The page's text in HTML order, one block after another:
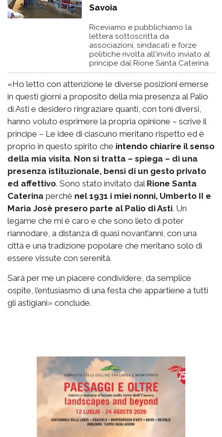
Savoia
Riceviamo e pubblichiamo la
lettera sottoscritta da
associazioni, sindacati e forze
politiche rivolta all'invito inviato al
principe dal Rione Santa Caterina
«Ho letto con attenzione le diverse posizioni emerse
in questi giorni a proposito della mia presenza al Palio
di Asti e desidero ringraziare quanti, con toni diversi,
hanno voluto esprimere la propria opinione – scrive il
principe – Le idee di ciascuno meritano rispetto ed è
proprio in questo spirito che intendo chiarire il senso
della mia visita. Non si tratta – spiega – di una
presenza istituzionale, bensì di un gesto privato
ed affettivo. Sono stato invitato dal Rione Santa
Caterina perché nel 1931 i miei nonni, Umberto II e
Maria Josè presero parte al Palio di Asti. Un
legame che mi è caro e che sono lieto di poter
riannodare, a distanza di quasi novant’anni, con una
città e una tradizione popolare che meritano solo di
essere vissute con serenità.
Sarà per me un piacere condividere, da semplice
ospite, l’entusiasmo di una festa che appartiene a tutti
gli astigiani» conclude.